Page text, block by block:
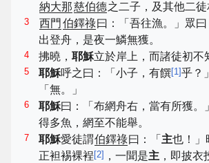
納大那慈伯德之二子，及其他二徒
3 西門 伯鐸祿曰：「吾往漁。」眾
出登舟，是夜一鱗無獲。
4 拂曉，耶穌立於岸上，而諸徒初不
5 耶穌呼之曰：「小子，有饌[1]乎？
「無。」
6 耶穌曰：「布網舟右，當有所獲。
得多魚，網至不能舉。
7 耶穌愛徒謂伯鐸祿曰：「主也！」
正袒裼裸裎[2] ，一聞是主 ，即披衣